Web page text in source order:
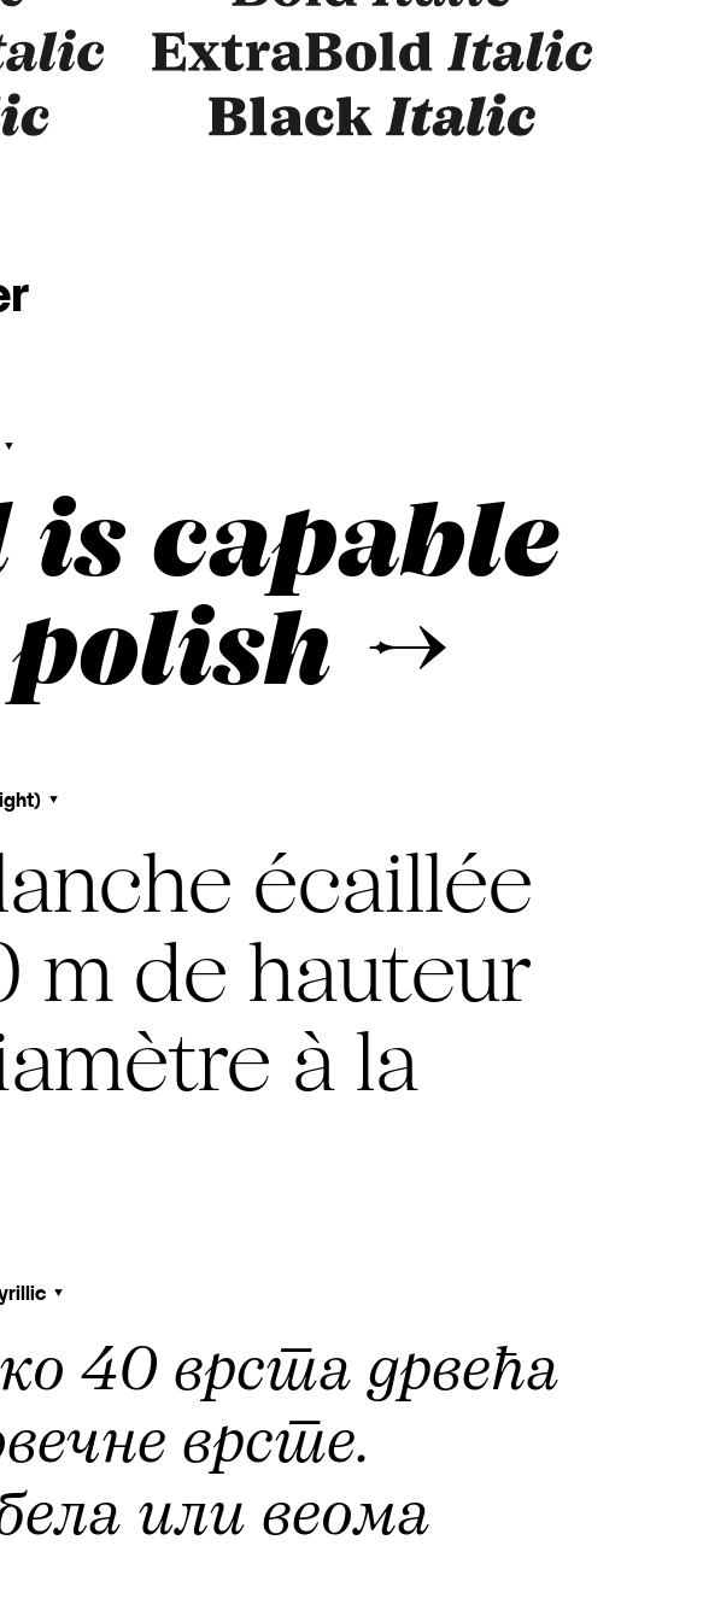
capable
→
écaillée
m de hauteur
à la
40 врста дрвећа
врсте.
или веома